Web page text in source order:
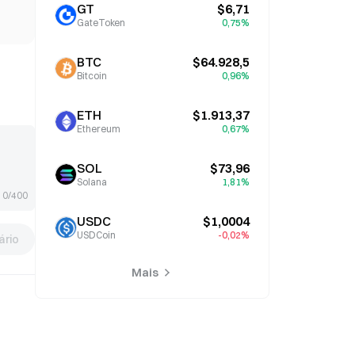
0/400
GT
GateToken
$6,71
0,75%
BTC
Bitcoin
$64.928,5
0,96%
ETH
Ethereum
$1.913,37
0,67%
SOL
Solana
$73,96
1,81%
USDC
USDCoin
$1,0004
-0,02%
Mais